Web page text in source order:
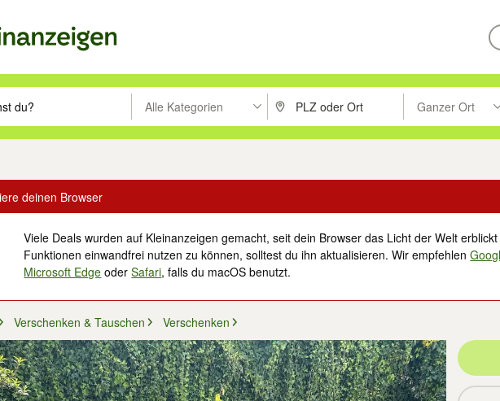
Eingabetaste drücken um zu suchen, oder Vorschläge mit den Pfeiltasten nach oben/
Alle Kategorien PLZ oder Ort eingeben. Eingabetaste
Ganzer Ort
Suche im
deinen Browser
Viele Deals wurden auf Kleinanzeigen gemacht, seit dein Browser das Licht der Welt
Funktionen einwandfrei nutzen zu können, solltest du ihn aktualisieren. Wir empfehlen
Microsoft Edge oderSafari, falls du macOS benutzt.
Verschenken & Tauschen Verschenken